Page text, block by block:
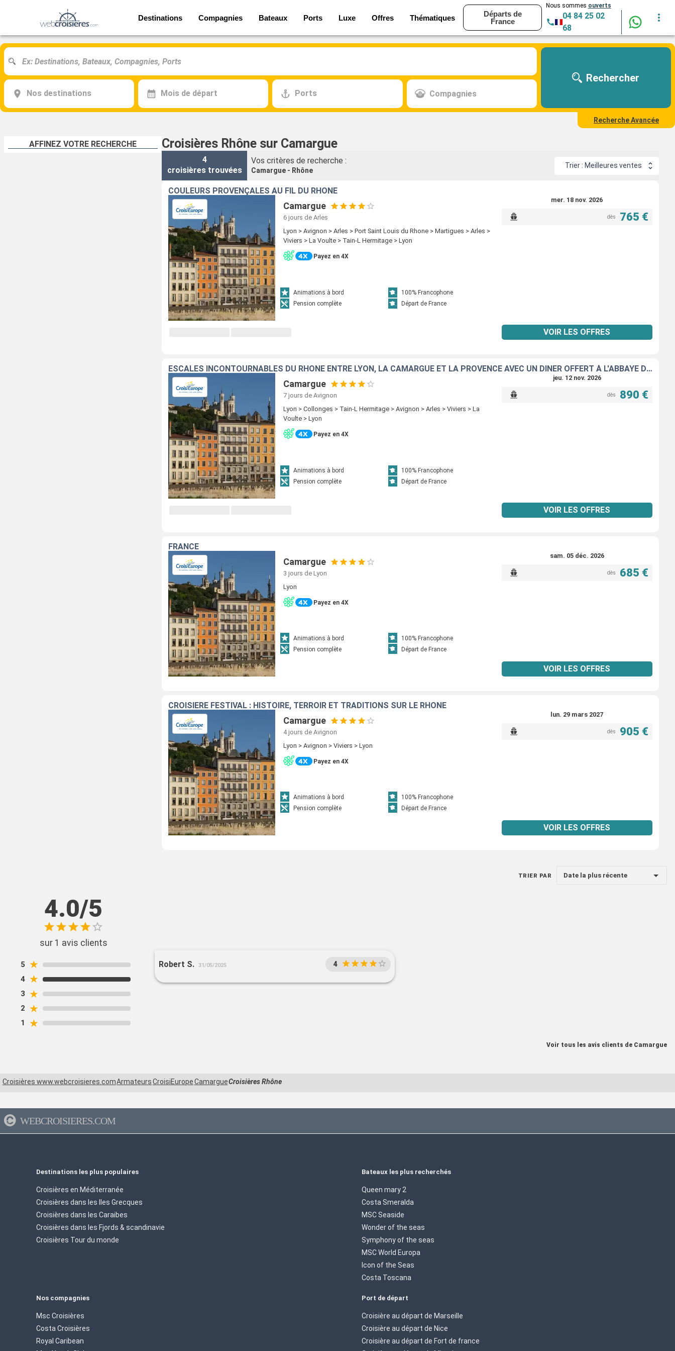
Destinations Compagnies Bateaux Ports Luxe Offres Thématiques
Départs de
France
Nous sommes ouverts
04 84 25 02
68
Nos destinations Mois de départ Ports Compagnies
Rechercher
Recherche Avancée
AFFINEZ VOTRE RECHERCHE Croisières Rhône sur Camargue
4
croisières trouvées
Vos critères de recherche :
Camargue - Rhône
Trier : Meilleures ventes
COULEURS PROVENÇALES AU FIL DU RHÔNE
Camargue
6 jours de Arles
Lyon > Avignon > Arles > Port Saint Louis du Rhone > Martigues > Arles >
Viviers > La Voulte > Tain-L Hermitage > Lyon
Payez en 4X
Animations à bord
100% Francophone
Pension complète
Départ de France
mer. 18 nov. 2026
dès 765 €
VOIR LES OFFRES
ESCALES INCONTOURNABLES DU RHÔNE ENTRE LYON, LA CAMARGUE ET LA PROVENCE AVEC UN DÎNER OFFERT À L'ABBAYE DE COLLONGES - PAUL BOCUSE
Camargue
7 jours de Avignon
Lyon > Collonges > Tain-L Hermitage > Avignon > Arles > Viviers > La
Voulte > Lyon
Payez en 4X
Animations à bord
100% Francophone
Pension complète
Départ de France
jeu. 12 nov. 2026
dès 890 €
VOIR LES OFFRES
FRANCE
Camargue
3 jours de Lyon
Lyon
Payez en 4X
Animations à bord
100% Francophone
Pension complète
Départ de France
sam. 05 déc. 2026
dès 685 €
VOIR LES OFFRES
CROISIÈRE FESTIVAL : HISTOIRE, TERROIR ET TRADITIONS SUR LE RHÔNE
Camargue
4 jours de Avignon
Lyon > Avignon > Viviers > Lyon
Payez en 4X
Animations à bord
100% Francophone
Pension complète
Départ de France
lun. 29 mars 2027
dès 905 €
VOIR LES OFFRES
TRIER PAR Date la plus récente
4.0/5
sur 1 avis clients
5 ★
4 ★
3 ★
2 ★
1 ★
Robert S. 31/05/2025 4
Voir tous les avis clients de Camargue
Croisières www.webcroisieres.comArmateursCroisiEuropeCamargueCroisières Rhône
WEBCROISIERES.COM
Destinations les plus populaires
Croisières en Méditerranée
Croisières dans les Iles Grecques
Croisières dans les Caraibes
Croisières dans les Fjords & scandinavie
Croisières Tour du monde
Bateaux les plus recherchés
Queen mary 2
Costa Smeralda
MSC Seaside
Wonder of the seas
Symphony of the seas
MSC World Europa
Icon of the Seas
Costa Toscana
Nos compagnies
Msc Croisières
Costa Croisières
Royal Caribean
Port de départ
Croisière au départ de Marseille
Croisière au départ de Nice
Croisière au départ de Fort de france